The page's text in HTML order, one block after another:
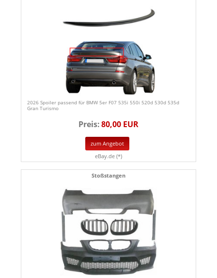
2026 Spoiler passend für BMW 5er F07 535i 550i 520d 530d 535d
Gran Turismo
Preis:80,00 EUR
zum Angebot
eBay.de (*)
Stoßstangen